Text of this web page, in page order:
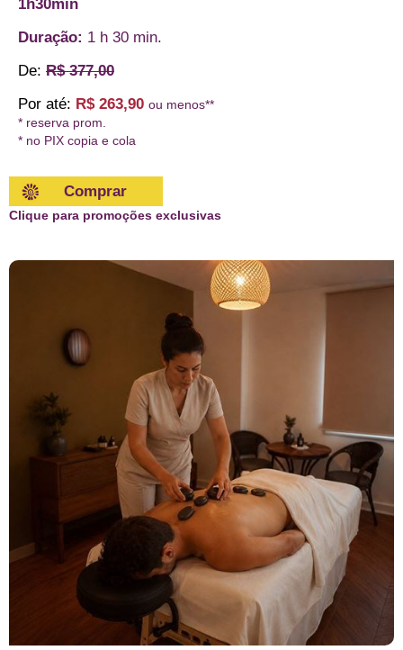
1h30min
Duração: 1 h 30 min.
De: R$ 377,00
Por até: R$ 263,90 ou menos**
* reserva prom.
* no PIX copia e cola
Comprar
Clique para promoções exclusivas